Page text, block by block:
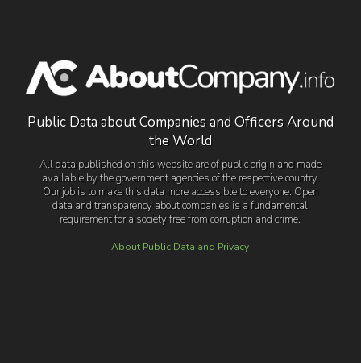
Public Data about Companies and Officers Around
the World
All data published on this website are of public origin and made
available by the government agencies of the respective country.
Our job is to make this data more accessible to everyone. Open
data and transparency about companies is a fundamental
requirement for a society free from corruption and crime.
About Public Data and Privacy